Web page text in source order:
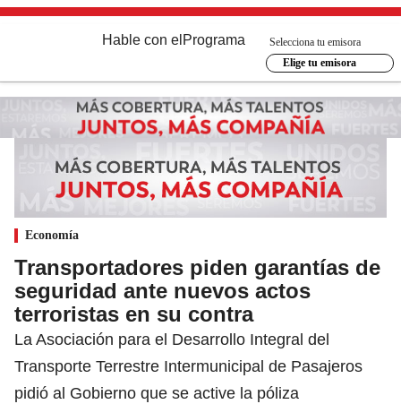
Hable con el Programa
Selecciona tu emisora
Elige tu emisora
Economía
Transportadores piden garantías de
seguridad ante nuevos actos
terroristas en su contra
La Asociación para el Desarrollo Integral del
Transporte Terrestre Intermunicipal de Pasajeros
pidió al Gobierno que se active la póliza